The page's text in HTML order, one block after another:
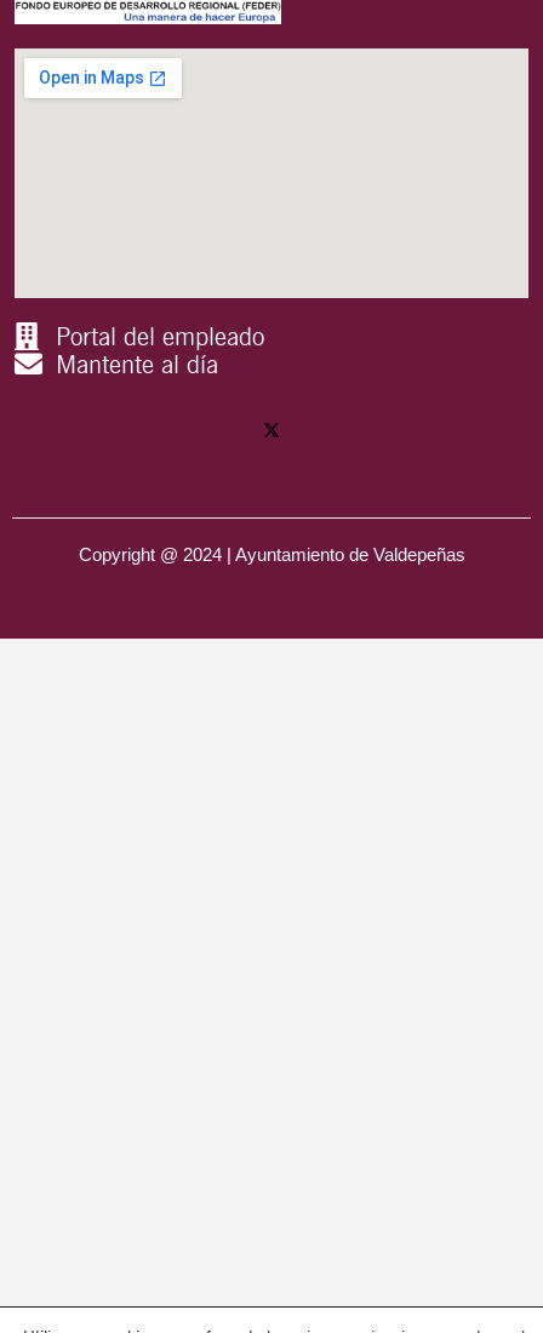
Portal del empleado
Mantente al día
Copyright @ 2024 | Ayuntamiento de Valdepeñas